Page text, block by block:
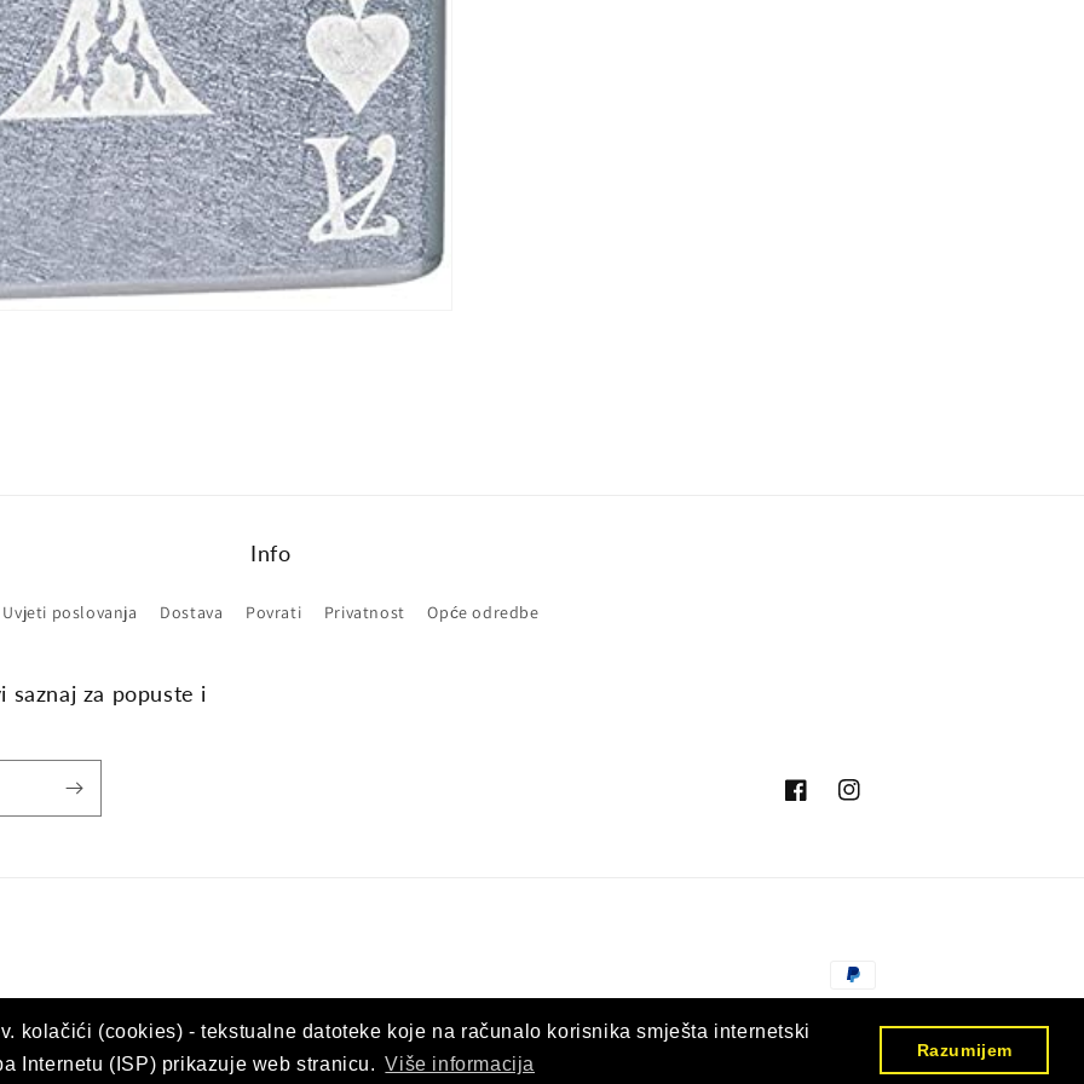
kolačići (cookies) - tekstualne datoteke koje na računalo korisnika smješta internetski
Internetu (ISP) prikazuje web stranicu. Više informacija
Razumijem
Info
Uvjeti poslovanja Dostava Povrati Privatnost Opće odredbe
za popuste i
FacebookInstagram
Načini
Nargila Shop Hrvatska